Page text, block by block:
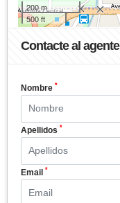
200 m
500 ft
Contacte al agente
Nombre *
Apellidos *
Email *